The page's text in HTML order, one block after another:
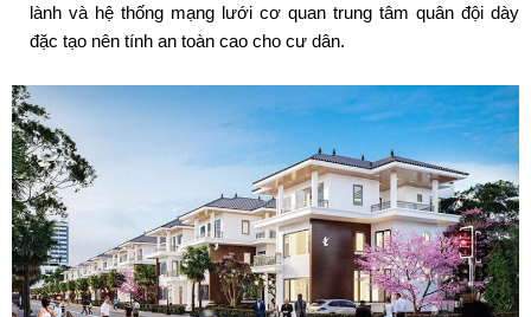
lành và hệ thống mạng lưới cơ quan trung tâm quân đội dày
đặc tạo nên tính an toàn cao cho cư dân.